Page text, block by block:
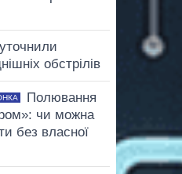
обстрілів
Полювання
чи можна
без власної